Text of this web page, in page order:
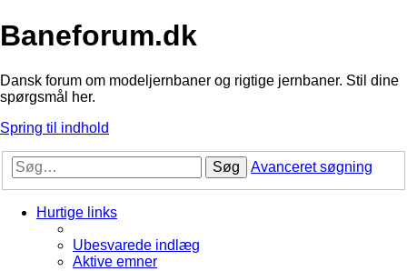
Baneforum.dk
Dansk forum om modeljernbaner og rigtige jernbaner. Stil dine
spørgsmål her.
Spring til indhold
Søg Avanceret søgning
Hurtige links
Ubesvarede indlæg
Aktive emner